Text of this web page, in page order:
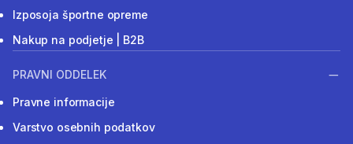
Izposoja športne opreme
Nakup na podjetje | B2B
PRAVNI ODDELEK
Pravne informacije
Varstvo osebnih podatkov